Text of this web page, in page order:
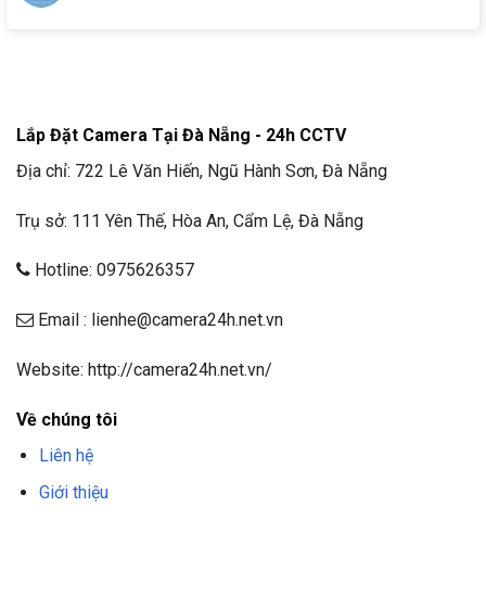
Lắp Đặt Camera Tại Đà Nẵng - 24h CCTV
Địa chỉ: 722 Lê Văn Hiến, Ngũ Hành Sơn, Đà Nẵng
Trụ sở: 111 Yên Thế, Hòa An, Cẩm Lệ, Đà Nẵng
Hotline: 0975626357
Email : lienhe@camera24h.net.vn
Website: http://camera24h.net.vn/
Về chúng tôi
Liên hệ
Giới thiệu